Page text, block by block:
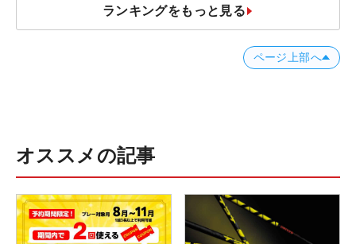
ランキングをもっと見る
ページ上部へ
オススメの記事